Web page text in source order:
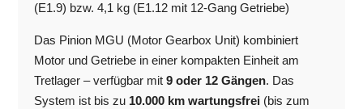
(E1.9) bzw. 4,1 kg (E1.12 mit 12-Gang Getriebe)
Das Pinion MGU (Motor Gearbox Unit) kombiniert
Motor und Getriebe in einer kompakten Einheit am
Tretlager – verfügbar mit9 oder 12 Gängen. Das
System ist bis zu 10.000 km wartungsfrei (bis zum